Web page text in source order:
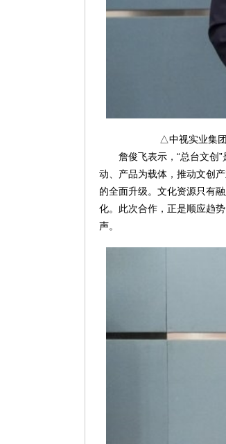
△中视实业集
詹俊飞表示，“总台文创
动、产品为载体，推动文创
的全面升级。文化资源只有
化。此次合作，正是顺应趋
声。